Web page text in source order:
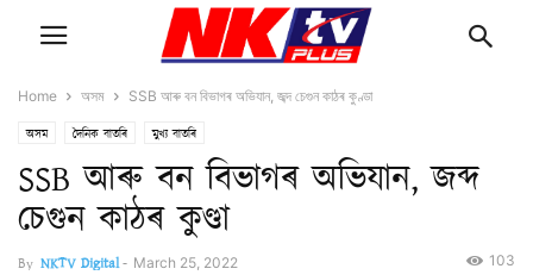
Home অসম SSB আৰু বন বিভাগৰ অভিযান, জব্দ চেগুন কাঠৰ কুণ্ডা
অসম দৈনিক বাতৰি মুখ্য বাতৰি
SSB আৰু বন বিভাগৰ অভিযান, জব্দ
চেগুন কাঠৰ কুণ্ডা
By NKTV Digital- March 25, 2022 103